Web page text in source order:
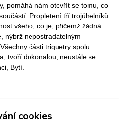
pomáhá nám otevřít se tomu, co
Propletení tří trojúhelníků
všeho, co je, přičemž žádná
nýbrž nepostradatelným
části triquetry spolu
tvoří dokonalou, neustále se
Bytí.
cookies